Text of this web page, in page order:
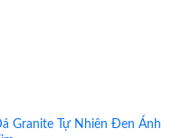
Granite Tự Nhiên Đen Ánh